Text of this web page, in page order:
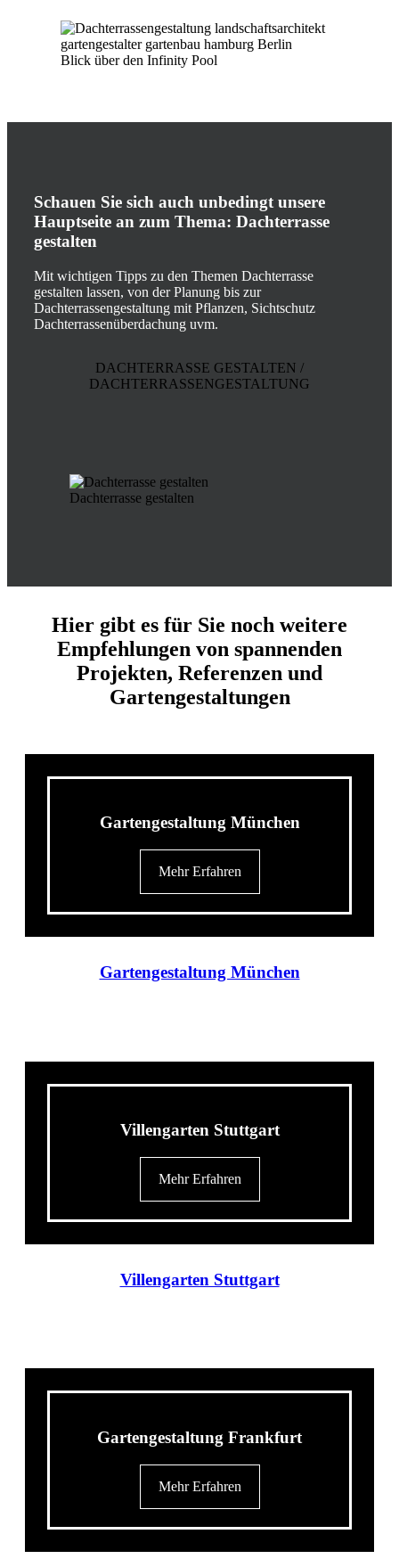
Blick über den Infinity Pool
Schauen Sie sich auch unbedingt unsere
Hauptseite an zum Thema: Dachterrasse
gestalten
Mit wichtigen Tipps zu den Themen Dachterrasse
gestalten lassen, von der Planung bis zur
Dachterrassengestaltung mit Pflanzen, Sichtschutz
Dachterrassenüberdachung uvm.
DACHTERRASSE GESTALTEN /
DACHTERRASSENGESTALTUNG
Dachterrasse gestalten
Hier gibt es für Sie noch weitere
Empfehlungen von spannenden
Projekten, Referenzen und
Gartengestaltungen
Gartengestaltung München
Mehr Erfahren
Gartengestaltung München
Villengarten Stuttgart
Mehr Erfahren
Villengarten Stuttgart
Gartengestaltung Frankfurt
Mehr Erfahren